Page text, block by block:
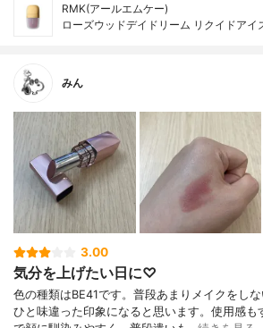
RMK(アールエムケー)
ローズウッドデイドリーム リクイドアイ
みん
3.00
気分を上げたい日に♡
色の種類はBE41です。普段あまりメイクをし
ひと味違った印象になると思います。使用感も